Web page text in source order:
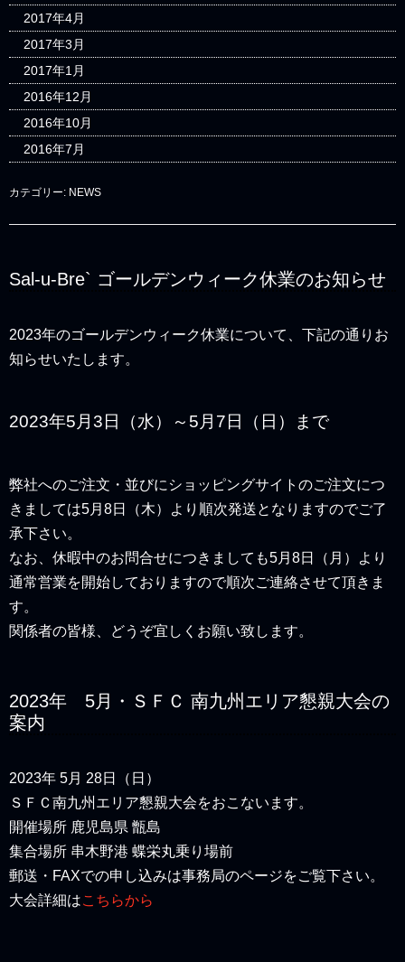
2017年4月
2017年3月
2017年1月
2016年12月
2016年10月
2016年7月
カテゴリー: NEWS
Sal-u-Bre` ゴールデンウィーク休業のお知らせ
2023年のゴールデンウィーク休業について、下記の通りお
知らせいたします。
2023年5月3 日（水）～5月7日（日）まで
弊社へのご注文・並びにショッピングサイトのご注文につ
きましては5月8日（木）より順次発送となりますのでご了
承下さい。
なお、休暇中のお問合せにつきましても5月8日（月）より
通常営業を開始しておりますので順次ご連絡させて頂きま
す。
関係者の皆様、どうぞ宜しくお願い致します。
2023年 5月・ＳＦＣ 南九州エリア懇親大会の
案内
2023年 5月 28日（日）
ＳＦＣ南九州エリア懇親大会をおこないます。
開催場所 鹿児島県 甑島
集合場所 串木野港 蝶栄丸乗り場前
郵送・FAXでの申し込みは事務局のページをご覧下さい。
大会詳細はこちらから